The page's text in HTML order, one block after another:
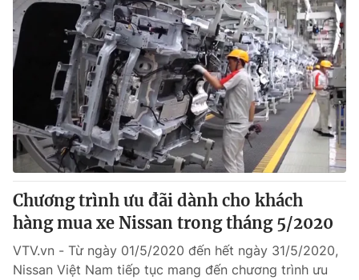
Chương trình ưu đãi dành cho khách
hàng mua xe Nissan trong tháng 5/2020
VTV.vn - Từ ngày 01/5/2020 đến hết ngày 31/5/2020,
Nissan Việt Nam tiếp tục mang đến chương trình ưu